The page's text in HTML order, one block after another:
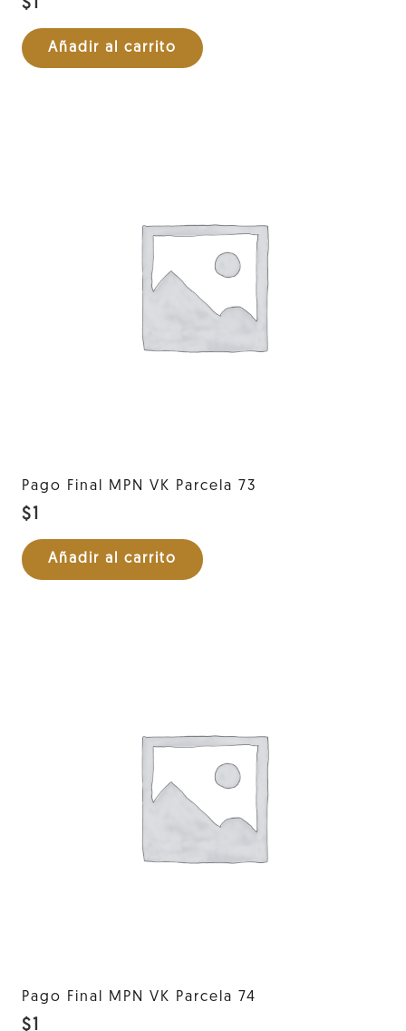
$1
Añadir al carrito
Pago Final MPN VK Parcela 73
$1
Añadir al carrito
Pago Final MPN VK Parcela 74
$ 1